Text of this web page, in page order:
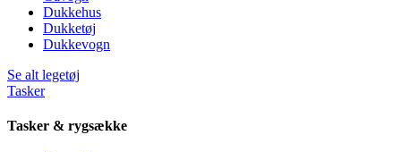
Dukkehus
Dukketøj
Dukkevogn
Se alt legetøj
Tasker
Tasker & rygsække